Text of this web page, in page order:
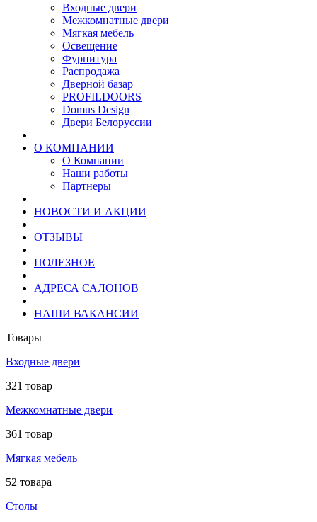
Входные двери
Межкомнатные двери
Мягкая мебель
Освещение
Фурнитура
Распродажа
Дверной базар
PROFILDOORS
Domus Design
Двери Белоруссии
О КОМПАНИИ
О Компании
Наши работы
Партнеры
НОВОСТИ И АКЦИИ
ОТЗЫВЫ
ПОЛЕЗНОЕ
АДРЕСА САЛОНОВ
НАШИ ВАКАНСИИ
Товары
Входные двери
321 товар
Межкомнатные двери
361 товар
Мягкая мебель
52 товара
Столы